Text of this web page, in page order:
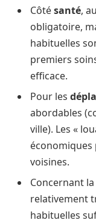
Côtésanté,
obligatoire,
habituelles
premiers
efficace.
Pour les
abordables
ville). Les «
économiques
voisines.
Concernant la
relativement
habituelles